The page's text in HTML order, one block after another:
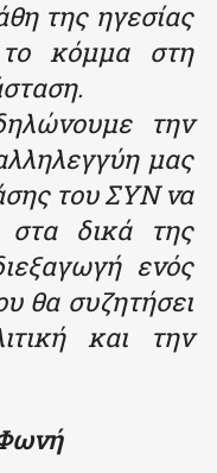
της ηγεσίας
κόμμα στη
την
μας
του ΣΥΝ να
στα δικά της
ενός
θα συζητήσει
και την